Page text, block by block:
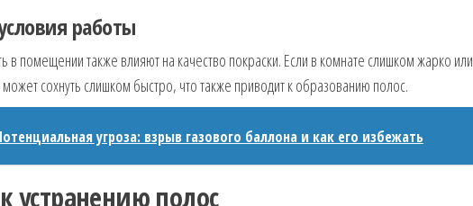
работы
в помещении также влияют на качество покраски. Если в комнате слишком жарко или
сохнуть слишком быстро, что также приводит к образованию полос.
угроза: взрыв газового баллона и как его избежать
устранению полос